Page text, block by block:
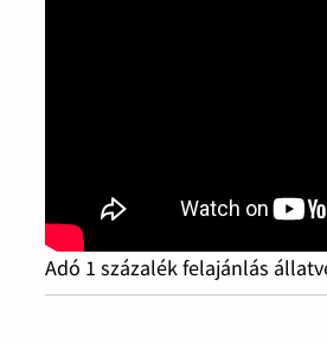
Adó 1 százalék felajánlás